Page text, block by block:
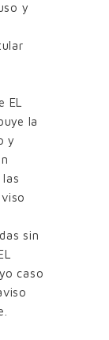
y
la
y
sin
caso